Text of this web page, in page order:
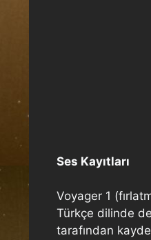
Ses Kayıtları
Voyager 1
Türkçe dilinde
tarafından